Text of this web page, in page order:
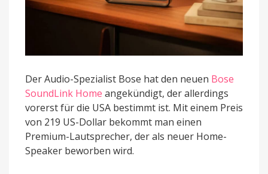
Der Audio-Spezialist Bose hat den neuen Bose
SoundLink Home angekündigt, der allerdings
vorerst für die USA bestimmt ist. Mit einem Preis
von 219 US-Dollar bekommt man einen
Premium-Lautsprecher, der als neuer Home-
Speaker beworben wird.